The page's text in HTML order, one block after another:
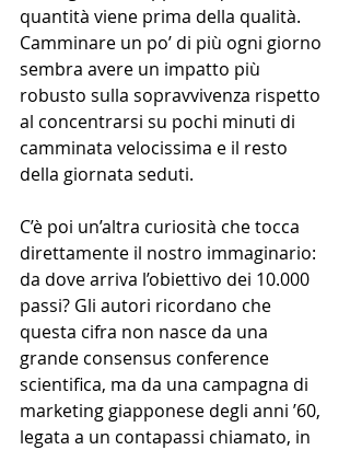
quantità viene prima della qualità.
Camminare un po’ di più ogni giorno
sembra avere un impatto più
robusto sulla sopravvivenza rispetto
al concentrarsi su pochi minuti di
camminata velocissima e il resto
della giornata seduti.
C’è poi un’altra curiosità che tocca
direttamente il nostro immaginario:
da dove arriva l’obiettivo dei 10.000
passi? Gli autori ricordano che
questa cifra non nasce da una
grande consensus conference
scientifica, ma da una campagna di
marketing giapponese degli anni ’60,
legata a un contapassi chiamato, in